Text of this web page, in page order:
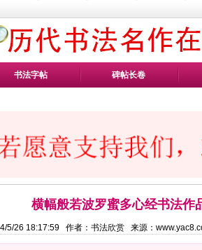
书法字帖 碑帖长卷
横幅般若波罗蜜多心经书法作
5/26 18:17:59 作者：书法欣赏 来源：